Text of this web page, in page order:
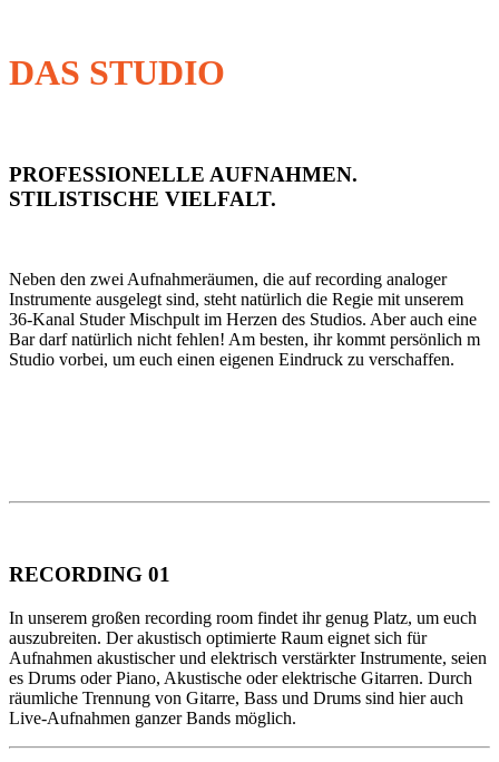
DAS STUDIO
PROFESSIONELLE AUFNAHMEN.
STILISTISCHE VIELFALT.
Neben den zwei Aufnahmeräumen, die auf recording analoger
Instrumente ausgelegt sind, steht natürlich die Regie mit unserem
36-Kanal Studer Mischpult im Herzen des Studios. Aber auch eine
Bar darf natürlich nicht fehlen! Am besten, ihr kommt persönlich m
Studio vorbei, um euch einen eigenen Eindruck zu verschaffen.
RECORDING 01
In unserem großen recording room findet ihr genug Platz, um euch
auszubreiten. Der akustisch optimierte Raum eignet sich für
Aufnahmen akustischer und elektrisch verstärkter Instrumente, seien
es Drums oder Piano, Akustische oder elektrische Gitarren. Durch
räumliche Trennung von Gitarre, Bass und Drums sind hier auch
Live-Aufnahmen ganzer Bands möglich.